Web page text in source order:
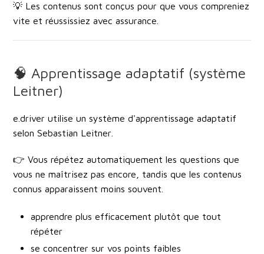
💡 Les contenus sont conçus pour que vous compreniez
vite et réussissiez avec assurance
🧠 Apprentissage adaptatif (système
Leitner)
e.driver utilise un système d'apprentissage adaptatif
selon Sebastian Leitner
👉 Vous répétez automatiquement les questions que
vous ne maîtrisez pas encore, tandis que les contenus
connus apparaissent moins souvent.
apprendre plus efficacement plutôt que tout
répéter
se concentrer sur vos points faibles